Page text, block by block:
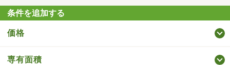
条件を追加する
価格
専有面積